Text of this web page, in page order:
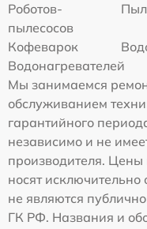
Роботов-
пылесосов
Кофеварок
Водонагревателей
Мы занимаемся
обслуживанием
гарантийного
независимо и не
производителя. Цены
носят
не являются
ГК РФ. Названия и